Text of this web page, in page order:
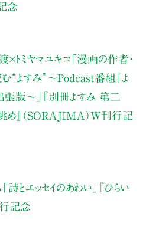
念
トミヤマユキコ「漫画の作者・
“よすみ” 〜Podcast番組『よ
版〜」
『別冊よすみ 第二
眺め』（SORAJIMA）W刊行記
「詩とエッセイのあわい」
『ひらい
行記念